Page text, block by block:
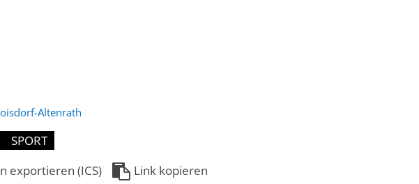
Altenrath
SPORT
exportieren (ICS) Link kopieren